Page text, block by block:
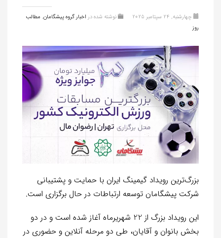
چهارشنبه, 24 سپتامبر 2025 نوشته شده در اخبار گروه پیشگامان, مطالب
روز
بزرگ‌ترین رویداد گیمینگ ایران با حمایت و پشتیبانی
شرکت پیشگامان توسعه ارتباطات در حال برگزاری است.
این رویداد بزرگ از 22 شهریرماه آغاز شده است و در دو
بخش بانوان و آقایان، طی دو مرحله آنلاین و حضوری در